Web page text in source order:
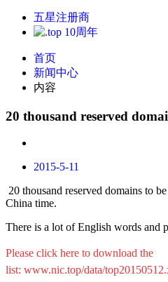
五星注册商
首页
新闻中心
内容
20 thousand reserved
2015-5-11
20 thousand reserved domains to
China time.
There is a lot of English words and
Please click here to download the
list: www.nic.top/data/